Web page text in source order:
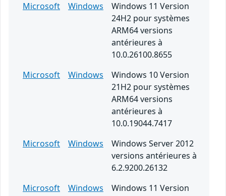
Microsoft
Windows
Windows 11 Version
24H2 pour systèmes
ARM64 versions
antérieures à
10.0.26100.8655
Microsoft
Windows
Windows 10 Version
21H2 pour systèmes
ARM64 versions
antérieures à
10.0.19044.7417
Microsoft
Windows
Windows Server 2012
versions antérieures à
6.2.9200.26132
Microsoft
Windows
Windows 11 Version